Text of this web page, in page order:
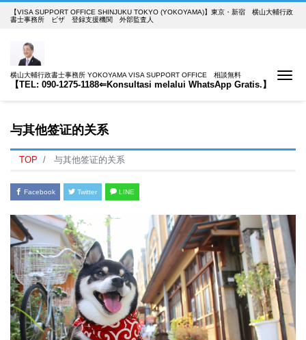
【VISA SUPPORT OFFICE SHINJUKU TOKYO (YOKOYAMA)】東京・新宿 横山大輔行政
書士事務所 ビザ 登録支援機関 外部監査人
横山大輔行政書士事務所 YOKOYAMA VISA SUPPORT OFFICE 相談無料
【TEL: 090-1275-1188⇐Konsultasi melalui WhatsApp Gratis.】
与其他签证的关系
TOP 与其他签证的关系
Facebook Twitter LINE